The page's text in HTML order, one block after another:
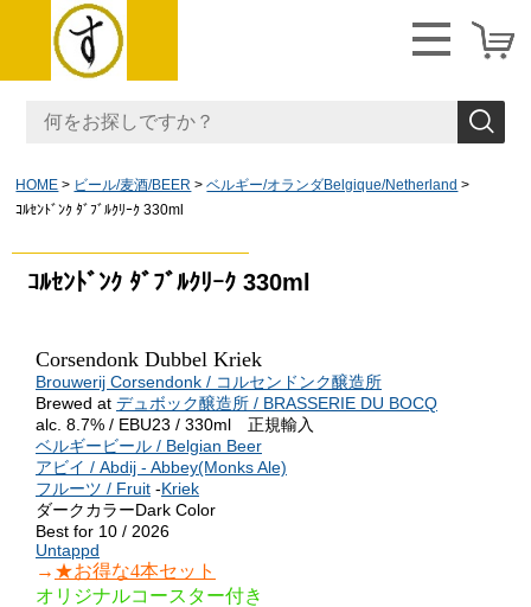
HOME ビール/麦酒/BEER
ベルギー/オランダBelgique/Netherland
ｺﾙｾﾝﾄﾞﾝｸ ﾀﾞﾌﾞﾙｸﾘｰｸ 330ml
ｺﾙｾﾝﾄﾞﾝｸ ﾀﾞﾌﾞﾙｸﾘｰｸ 330ml
Corsendonk Dubbel Kriek
Brouwerij Corsendonk / コルセンドンク醸造所
Brewed at デュボック醸造所 / BRASSERIE DU BOCQ
alc. 8.7% / EBU23 / 330ml 正規輸入
ベルギービール / Belgian Beer
アビイ / Abdij - Abbey(Monks Ale)
フルーツ / Fruit -Kriek
ダークカラーDark Color
Best for 10 / 2026
Untappd
→ ★お得な4本セット
オリジナルコースター付き